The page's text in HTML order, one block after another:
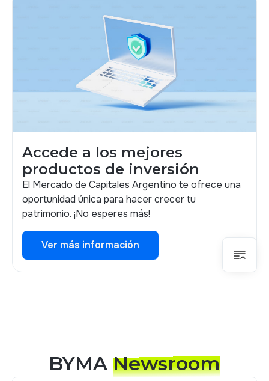
Accede a los mejores
productos de inversión
El Mercado de Capitales Argentino te ofrece una
oportunidad única para hacer crecer tu
patrimonio. ¡No esperes más!
Ver más información
BYMA Newsroom